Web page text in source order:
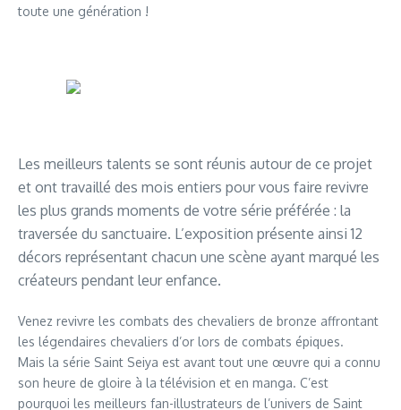
toute une génération !
Les meilleurs talents se sont réunis autour de ce projet
et ont travaillé des mois entiers pour vous faire revivre
les plus grands moments de votre série préférée : la
traversée du sanctuaire. L’exposition présente ainsi 12
décors représentant chacun une scène ayant marqué les
créateurs pendant leur enfance.
Venez revivre les combats des chevaliers de bronze affrontant
les légendaires chevaliers d’or lors de combats épiques.
Mais la série Saint Seiya est avant tout une œuvre qui a connu
son heure de gloire à la télévision et en manga. C’est
pourquoi les meilleurs fan-illustrateurs de l’univers de Saint